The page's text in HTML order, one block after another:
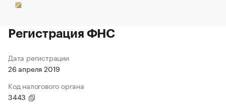
Регистрация ФНС
Дата регистрации
26 апреля 2019
Код налогового органа
3443